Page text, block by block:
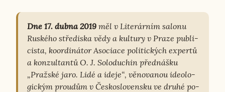
Dne 17. dubna 2019 měl v Li­te­rár­ním salonu
Rus­ké­ho stře­dis­ka vědy a kul­tu­ry v Praze pu­b­li­
cis­ta, ko­or­di­ná­tor Aso­ci­a­ce po­li­tic­kých ex­per­tů
a kon­zul­tan­tů O. J. So­lo­du­chin před­náš­ku
„Praž­ské jaro. Lidé a ideje“, vě­no­va­nou ide­o­lo­
gic­kým proudům v Čes­ko­slo­ven­sku ve druhé po­